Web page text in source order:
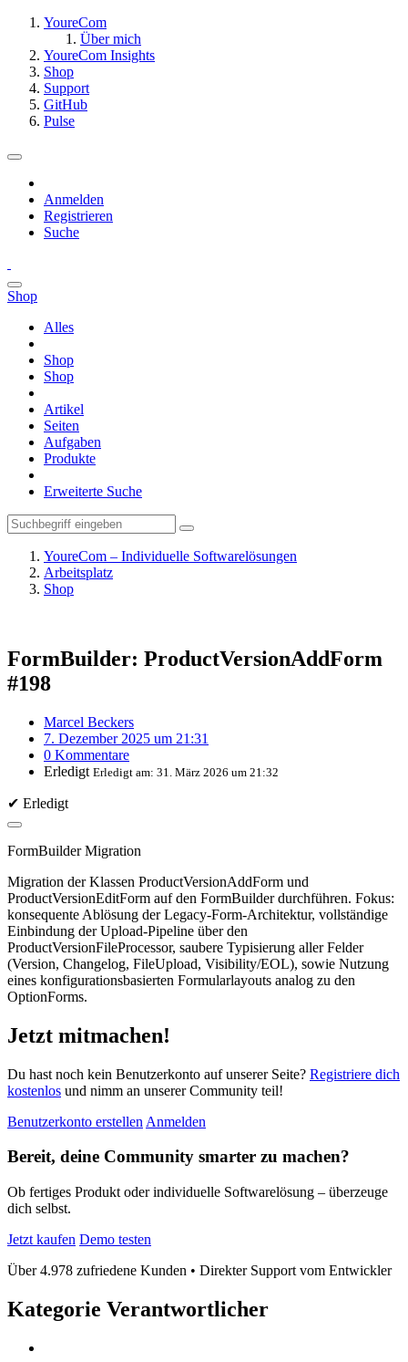
YoureCom
Über mich
YoureCom Insights
Shop
Support
GitHub
Pulse
Anmelden
Registrieren
Suche
Shop
Alles
Shop
Shop
Artikel
Seiten
Aufgaben
Produkte
Erweiterte Suche
YoureCom – Individuelle Softwarelösungen
Arbeitsplatz
Shop
FormBuilder: ProductVersionAddForm
#198
Marcel Beckers
7. Dezember 2025 um 21:31
0 Kommentare
Erledigt Erledigt am: 31. März 2026 um 21:32
✔ Erledigt
FormBuilder Migration
Migration der Klassen ProductVersionAddForm und
ProductVersionEditForm auf den FormBuilder durchführen. Fokus:
konsequente Ablösung der Legacy-Form-Architektur, vollständige
Einbindung der Upload-Pipeline über den
ProductVersionFileProcessor, saubere Typisierung aller Felder
(Version, Changelog, FileUpload, Visibility/EOL), sowie Nutzung
eines konfigurationsbasierten Formularlayouts analog zu den
OptionForms.
Jetzt mitmachen!
Du hast noch kein Benutzerkonto auf unserer Seite? Registriere dich
kostenlos und nimm an unserer Community teil!
Benutzerkonto erstellen Anmelden
Bereit, deine Community smarter zu machen?
Ob fertiges Produkt oder individuelle Softwarelösung – überzeuge
dich selbst.
Jetzt kaufen Demo testen
Über 4.978 zufriedene Kunden • Direkter Support vom Entwickler
Kategorie Verantwortlicher